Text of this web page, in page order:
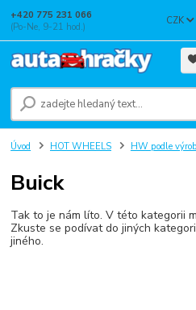
CZK
+420 775 231 066
(Po-Ne, 9-21 hod.)
Úvod HOT WHEELS HW podle
Buick
Tak to je nám líto. V této kategorii
Zkuste se podívat do jiných
jiného.